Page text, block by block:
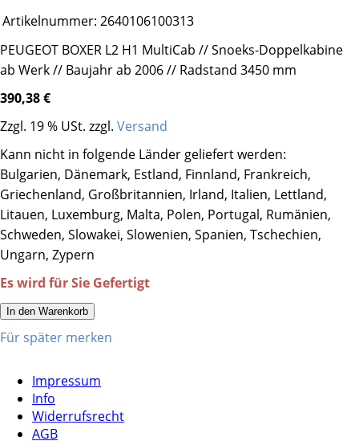
Artikelnummer: 2640106100313
PEUGEOT BOXER L2 H1 MultiCab // Snoeks-Doppelkabine
ab Werk // Baujahr ab 2006 // Radstand 3450 mm
390,38 €
Zzgl. 19 % USt. zzgl. Versand
Kann nicht in folgende Länder geliefert werden:
Bulgarien, Dänemark, Estland, Finnland, Frankreich,
Griechenland, Großbritannien, Irland, Italien, Lettland,
Litauen, Luxemburg, Malta, Polen, Portugal, Rumänien,
Schweden, Slowakei, Slowenien, Spanien, Tschechien,
Ungarn, Zypern
Es wird für Sie Gefertigt
In den Warenkorb
Für später merken
Impressum
Info
Widerrufsrecht
AGB